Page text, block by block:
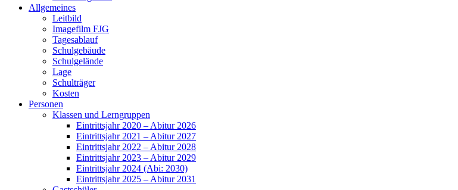
Allgemeines
Leitbild
Imagefilm FJG
Tagesablauf
Schulgebäude
Schulgelände
Lage
Schulträger
Kosten
Personen
Klassen und Lerngruppen
Eintrittsjahr 2020 – Abitur 2026
Eintrittsjahr 2021 – Abitur 2027
Eintrittsjahr 2022 – Abitur 2028
Eintrittsjahr 2023 – Abitur 2029
Eintrittsjahr 2024 (Abi: 2030)
Eintrittsjahr 2025 – Abitur 2031